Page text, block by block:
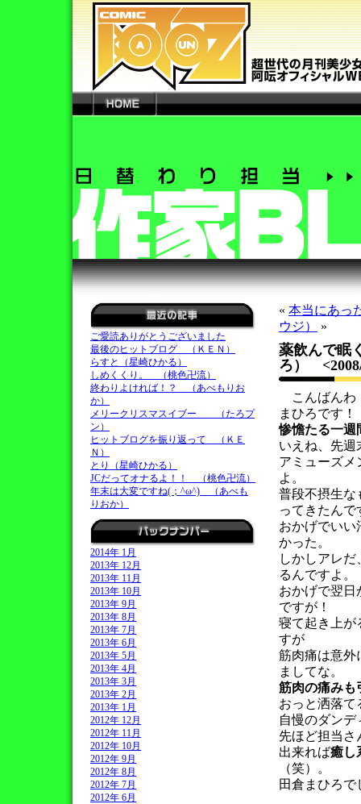
ご愛読ありがとうございました
最後のヒットブログ （ＫＥＮ）
らすと（星崎ひかる）
しめくくり。 （桃色卍流）
終わりよければ！？ （あべもりお
か）
メリークリスマスイブー （たろプ
ン）
ヒットブログを振り返って （ＫＥ
Ｎ）
とり（星崎ひかる）
JCだってオナるよ！！ （桃色卍流）
年末は大変ですね(；^ω^) （あべも
りおか）
2014年 1月
2013年 12月
2013年 11月
2013年 10月
2013年 9月
2013年 8月
2013年 7月
2013年 6月
2013年 5月
2013年 4月
2013年 3月
2013年 2月
2013年 1月
2012年 12月
2012年 11月
2012年 10月
2012年 9月
2012年 8月
2012年 7月
2012年 6月
« 本当にあっ
ウジ）
»
薬飲んで眠
ろ）
こんばんわ
まひろです！
惨憺たる一週
いえね、先週
アミューズメ
よ。
普段不摂生な
ってきたんで
おかげでいい
かった。
しかしアレ
るんですよ。
おかげで翌日
ですが！
寝て起き上が
すが
筋肉痛は意外
ましてな。
筋肉の痛みも
おっと洒落て
自慢のダン
先ほど担当さ
出来れば癒し
（笑）。
田倉まひろで